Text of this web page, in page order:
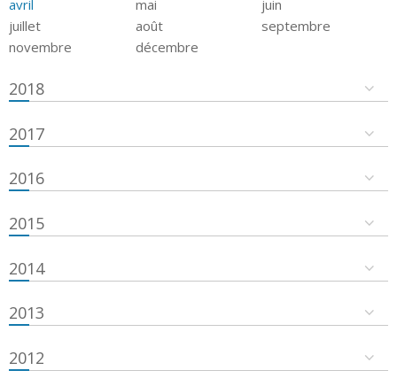
avril
mai
juin
juillet
août
septembre
novembre
décembre
2018
2017
2016
2015
2014
2013
2012